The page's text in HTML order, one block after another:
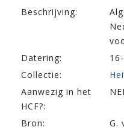
Beschrijving:
Datering:
Collectie:
Aanwezig in het
HCF?:
Bron:
G.